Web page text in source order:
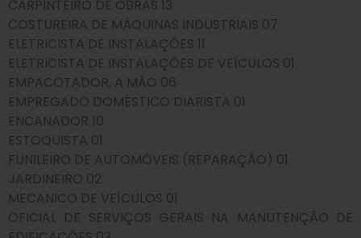
CARPINTEIRO DE OBRAS 13
COSTUREIRA DE MÁQUINAS INDUSTRIAIS 07
ELETRICISTA DE INSTALAÇÕES 11
ELETRICISTA DE INSTALAÇÕES DE VEÍCULOS 01
EMPACOTADOR, A MÃO 06
EMPREGADO DOMÉSTICO DIARISTA 01
ENCANADOR 10
ESTOQUISTA 01
FUNILEIRO DE AUTOMÓVEIS (REPARAÇÃO) 01
JARDINEIRO 02
MECANICO DE VEÍCULOS 01
OFICIAL DE SERVIÇOS GERAIS NA MANUTENÇÃO DE